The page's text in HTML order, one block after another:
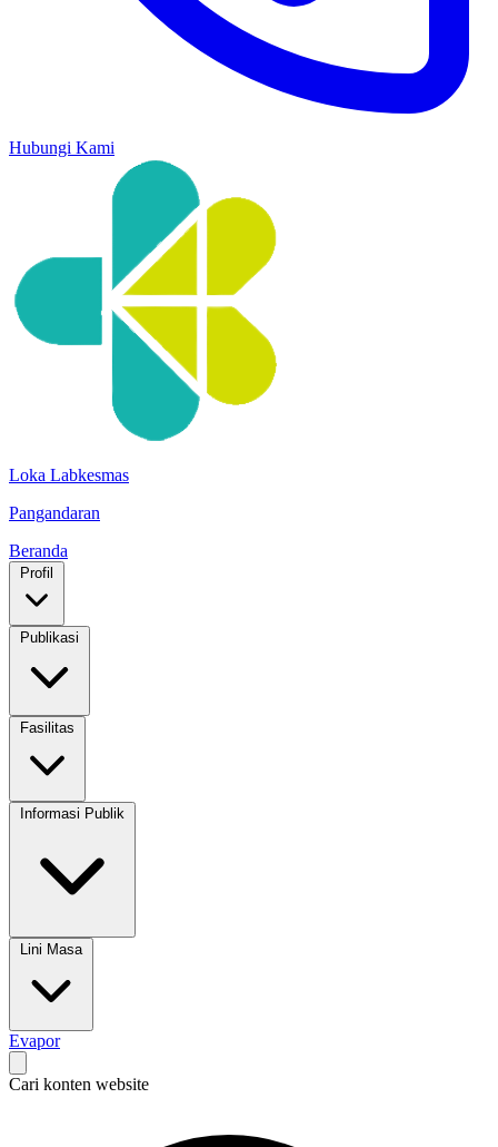
Hubungi Kami
Loka Labkesmas
Pangandaran
Beranda
Profil
Publikasi
Fasilitas
Informasi Publik
Lini Masa
Evapor
Cari konten website